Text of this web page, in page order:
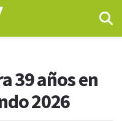
39 años en
2026